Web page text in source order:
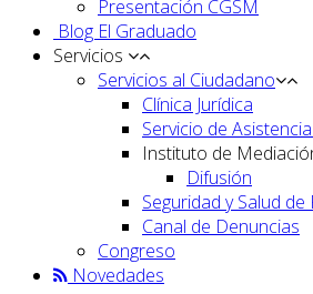
Presentación CGSM
Blog El Graduado
Servicios
Servicios al Ciudadano
Clínica Jurídica
Servicio de
Instituto de
Difusión
Seguridad y Salud
Canal de Denuncias
Congreso
Novedades